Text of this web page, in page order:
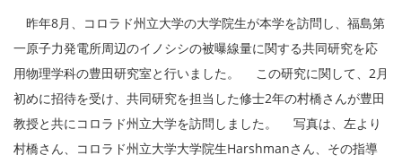
昨年8月、コロラド州立大学の大学院生が本学を訪問し、福島第
一原子力発電所周辺のイノシシの被曝線量に関する共同研究を応
用物理学科の豊田研究室と行いました。 この研究に関して、2月
初めに招待を受け、共同研究を担当した修士2年の村橋さんが豊田
教授と共にコロラド州立大学を訪問しました。 写真は、左より
村橋さん、コロラド州立大学大学院生Harshmanさん、その指導